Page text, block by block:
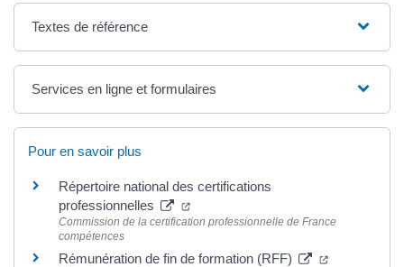
Textes de référence
Services en ligne et formulaires
Pour en savoir plus
Répertoire national des certifications
professionnelles
Commission de la certification professionnelle de France
compétences
Rémunération de fin de formation (RFF)